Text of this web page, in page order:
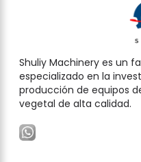
Shuliy Machinery es un
especializado en la
producción de equipos
vegetal de alta calidad.